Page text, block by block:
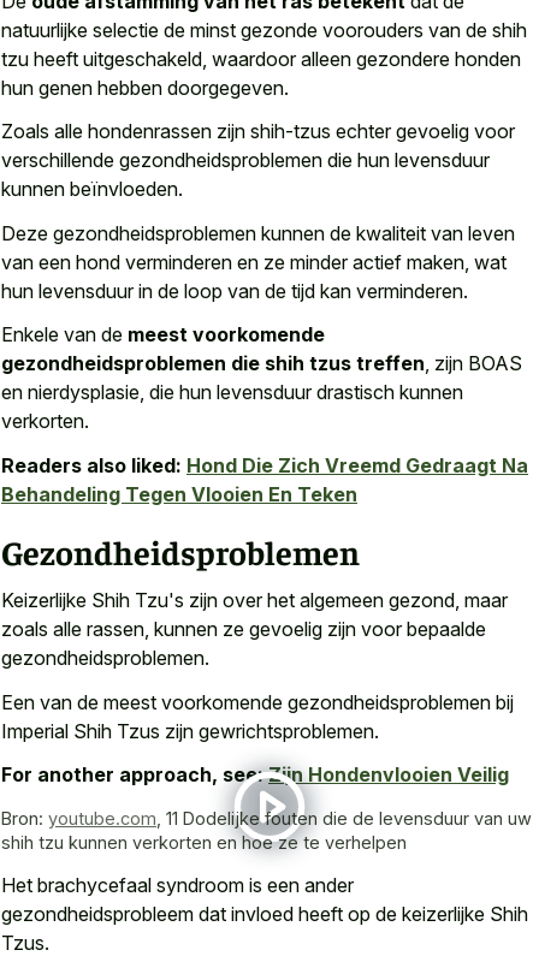
natuurlijke selectie de minst gezonde voorouders van de shih
tzu heeft uitgeschakeld, waardoor alleen gezondere honden
hun genen hebben doorgegeven.
Zoals alle hondenrassen zijn shih-tzus echter gevoelig voor
verschillende gezondheidsproblemen die hun levensduur
kunnen beïnvloeden.
Deze gezondheidsproblemen kunnen de kwaliteit van leven
van een hond verminderen en ze minder actief maken , wat
hun levensduur in de loop van de tijd kan verminderen.
Enkele van de meest voorkomende
gezondheidsproblemen die shih tzus treffen, zijn BOAS
en nierdysplasie, die hun levensduur drastisch kunnen
verkorten.
Readers also liked: Hond Die Zich Vreemd Gedraagt Na
Behandeling Tegen Vlooien En Teken
Gezondheidsproblemen
Keizerlijke Shih Tzu's zijn over het algemeen gezond, maar
zoals alle rassen, kunnen ze gevoelig zijn voor bepaalde
gezondheidsproblemen.
Een van de meest voorkomende gezondheidsproblemen bij
Imperial Shih Tzus zijn gewrichtsproblemen.
For another approach, see: Zijn Hondenvlooien Veilig
Bron: youtube.com 11 Dodelijke fouten die de levensduur van uw
shih tzu kunnen verkorten en hoe ze te verhelpen
Het brachycefaal syndroom is een ander
gezondheidsprobleem dat invloed heeft op de keizerlijke Shih
Tzus.